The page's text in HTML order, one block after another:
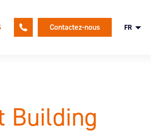
RH tournée vers nos
Contactez-nous FR
Building